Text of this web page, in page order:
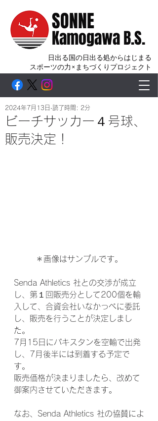
SONNE
Kamogawa B.S.
日出る国の日出る処からはじまる
スポーツの力×まちづくりプロジェクト
ビーチサッカー４号球、
販売決定！
2024年7月13日 読了時間: 2分
＊画像はサンプルです。
Senda Athletics 社との交渉が成立
し、第１回販売分として200個を輸
入して、合資会社いなかっぺに委託
し、販売を行うことが決定しまし
た。
7月15日にパキスタンを空輸で出発
し、7月後半には到着する予定で
す。
販売価格が決まりましたら、改めて
御案内させていただきます。
なお、Senda Athletics 社の協賛によ